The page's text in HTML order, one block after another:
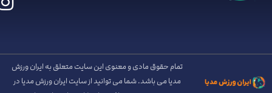
تمام حقوق مادی و معنوی این سایت متعلق به ایران ورزش
مدیا می باشد. شما می توانید از سایت ایران ورزش مدیا در